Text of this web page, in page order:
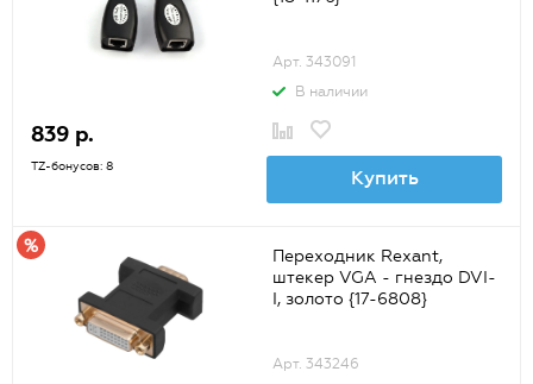
Арт. 343091
В наличии
839 р.
TZ-бонусов: 8 Купить
Переходник Rexant,
штекер VGA - гнездо DVI-
I, золото {17-6808}
Арт. 343246